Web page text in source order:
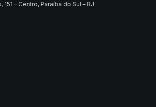
– Centro, Paraíba do Sul – RJ